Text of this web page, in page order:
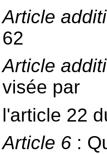
Article
62
Article
visée par
l'article 22
Article 6 :